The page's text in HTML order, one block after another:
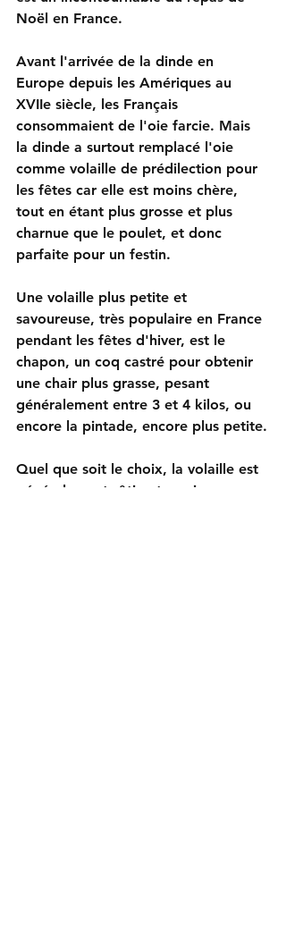
Noël en France.
Avant l'arrivée de la dinde en
Europe depuis les Amériques au
XVIIe siècle, les Français
consommaient de l'oie farcie. Mais
la dinde a surtout remplacé l'oie
comme volaille de prédilection pour
les fêtes car elle est moins chère,
tout en étant plus grosse et plus
charnue que le poulet, et donc
parfaite pour un festin.
Une volaille plus petite et
savoureuse, très populaire en France
pendant les fêtes d'hiver, est le
chapon, un coq castré pour obtenir
une chair plus grasse, pesant
généralement entre 3 et 4 kilos, ou
encore la pintade, encore plus petite.
Quel que soit le choix, la volaille est
généralement rôtie et servie avec